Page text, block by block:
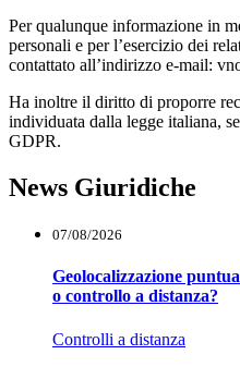
Per qualunque informazione in
personali e per l’esercizio dei
contattato all’indirizzo e-mail:
Ha inoltre il diritto di proporre
individuata dalla legge italiana,
GDPR.
News Giuridiche
07/08/2026
Geolocalizzazione
o controllo a distanza?
Controlli a distanza